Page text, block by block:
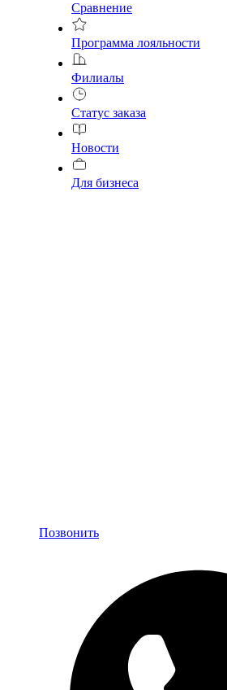
Сравнение
Программа лояльности
Филиалы
Статус заказа
Новости
Для бизнеса
Позвонить